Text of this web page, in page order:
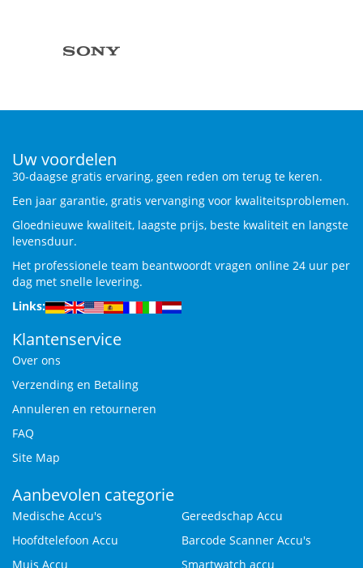
Uw voordelen
30-daagse gratis ervaring, geen reden om terug te keren.
Een jaar garantie, gratis vervanging voor kwaliteitsproblemen.
Gloednieuwe kwaliteit, laagste prijs, beste kwaliteit en langste
levensduur.
Het professionele team beantwoordt vragen online 24 uur per
dag met snelle levering.
Links:
Klantenservice
Over ons
Verzending en Betaling
Annuleren en retourneren
FAQ
Site Map
Aanbevolen categorie
Medische Accu's
Gereedschap Accu
Hoofdtelefoon Accu
Barcode Scanner Accu's
Muis Accu
Smartwatch accu